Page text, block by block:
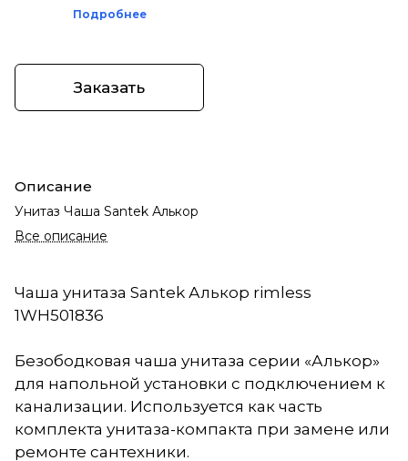
Подробнее
Заказать
Описание
Унитаз Чаша Santek Алькор
Все описание
Чаша унитаза Santek Алькор rimless
1WH501836
Безободковая чаша унитаза серии «Алькор»
для напольной установки с подключением к
канализации. Используется как часть
комплекта унитаза-компакта при замене или
ремонте сантехники.